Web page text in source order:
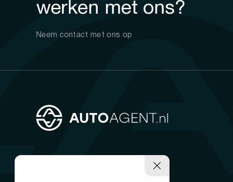
werken met ons?
Neem contact met ons op